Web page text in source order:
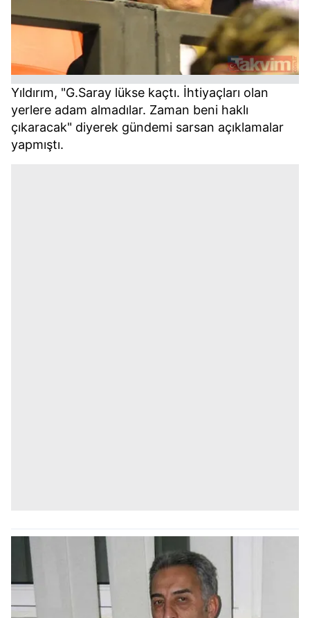
Yıldırım, "G.Saray lükse kaçtı. İhtiyaçları olan
yerlere adam almadılar. Zaman beni haklı
çıkaracak" diyerek gündemi sarsan açıklamalar
yapmıştı.